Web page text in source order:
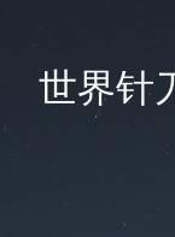
世界针